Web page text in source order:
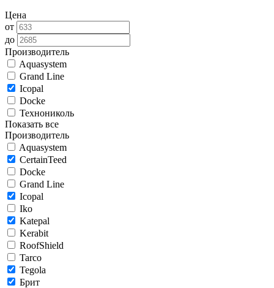
Цена
от
до
Производитель
Aquasystem
Grand Line
Icopal
Docke
Технониколь
Показать все
Производитель
Aquasystem
CertainTeed
Docke
Grand Line
Icopal
Iko
Katepal
Kerabit
RoofShield
Tarco
Tegola
Брит